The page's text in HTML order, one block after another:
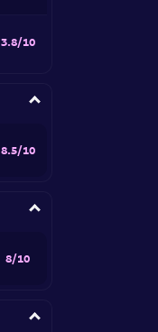
3.8/10
8.5/10
8/10